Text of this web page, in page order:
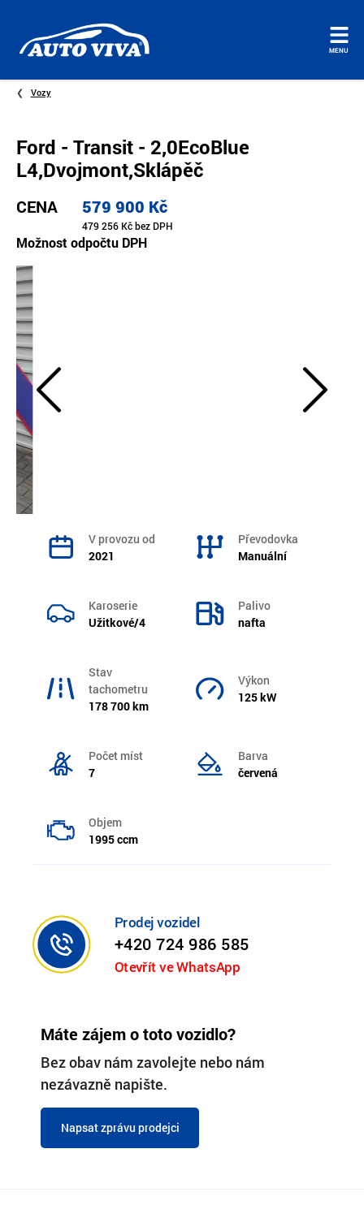
Úvodní
MENU
Vozy
Ford - Transit - 2,0EcoBlue
L4,Dvojmont,Sklápěč
CENA 579 900 Kč
479 256 Kč bez DPH
Možnost odpočtu DPH
V provozu od
2021
Převodovka
Manuální
Karoserie
Užitkové/4
Palivo
nafta
Stav
tachometru
178 700 km
Výkon
125 kW
Počet míst
7
Barva
červená
Objem
1995 ccm
Prodej vozidel
+420 724 986 585
Otevřít ve WhatsApp
Máte zájem o toto vozidlo?
Bez obav nám zavolejte nebo nám
nezávazně napište.
Napsat zprávu prodejci